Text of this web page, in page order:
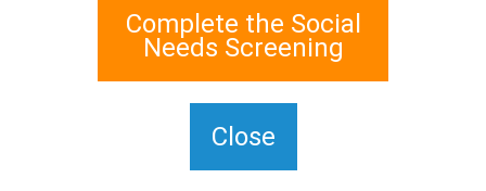
Para TTY, marque el 711.Complete the Social
Needs Screening
Close